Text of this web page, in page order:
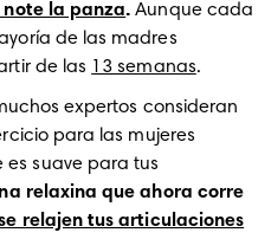
note la panza. Aunque cada
de las madres
de las 13 semanas.
expertos consideran
para las mujeres
suave para tus
relaxina que ahora corre
relajen tus articulaciones